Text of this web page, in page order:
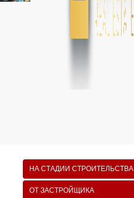
НА СТАДИИ СТРОИТЕЛЬСТВА
ОТ ЗАСТРОЙЩИКА